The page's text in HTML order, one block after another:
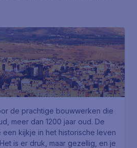
de prachtige bouwwerken die
meer dan 1200 jaar oud. De
kijkje in het historische leven
is er druk, maar gezellig, en je